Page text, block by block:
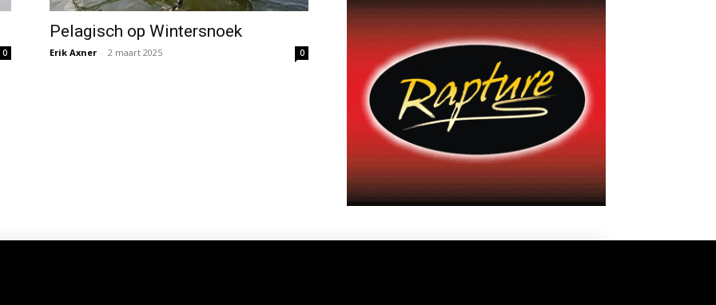
0
Pelagisch op Wintersnoek
Erik Axner - 2 maart 2025 0